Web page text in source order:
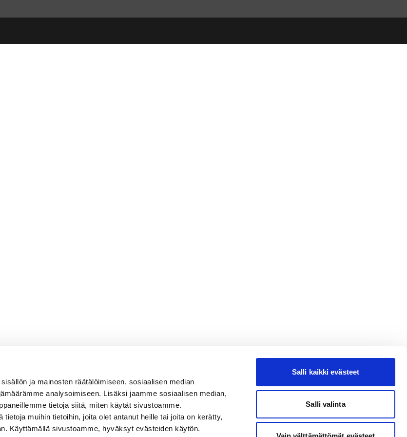
ja mainosten räätälöimiseen, sosiaalisen median
analysoimiseen. Lisäksi jaamme sosiaalisen median,
tietoja siitä, miten käytät sivustoamme.
tietoja muihin tietoihin, joita olet antanut heille tai joita on kerätty,
Käyttämällä sivustoamme, hyväksyt evästeiden käytön.
Salli kaikki evästeet
Salli valinta